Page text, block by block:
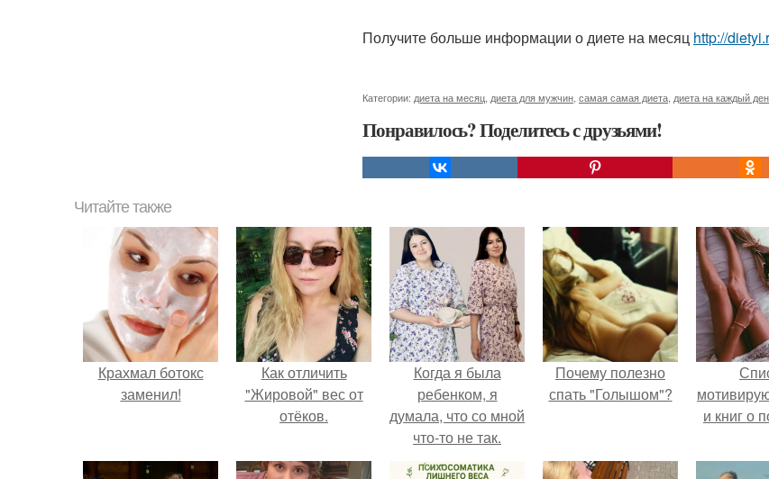
Получите больше информации о диете на месяц http://
Категории: диета на месяц диета для мужчин самая самая диета диета на каждый
Понравилось? Поделитесь с друзьями!
Читайте также
Крахмал ботокс
заменил!
Как отличить
"Жировой" вес от
отёков.
Когда я была
ребенком, я
думала, что со мной
что-то не так.
Почему полезно
спать "Голышом"?
и книг о